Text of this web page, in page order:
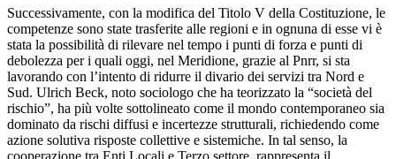
Successivamente, con la modifica del Titolo V della Costituzione, le
competenze sono state trasferite alle regioni e in ognuna di esse vi è
stata la possibilità di rilevare nel tempo i punti di forza e punti di
debolezza per i quali oggi, nel Meridione, grazie al Pnrr, si sta
lavorando con l’intento di ridurre il divario dei servizi tra Nord e
Sud. Ulrich Beck, noto sociologo che ha teorizzato la “società del
rischio”, ha più volte sottolineato come il mondo contemporaneo sia
dominato da rischi diffusi e incertezze strutturali, richiedendo come
azione solutiva risposte collettive e sistemiche. In tal senso, la
cooperazione tra Enti Locali e Terzo settore, rappresenta il